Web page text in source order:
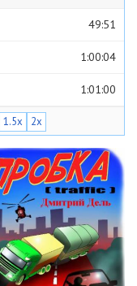
49:51
1:00:04
1:01:00
1.5x 2x